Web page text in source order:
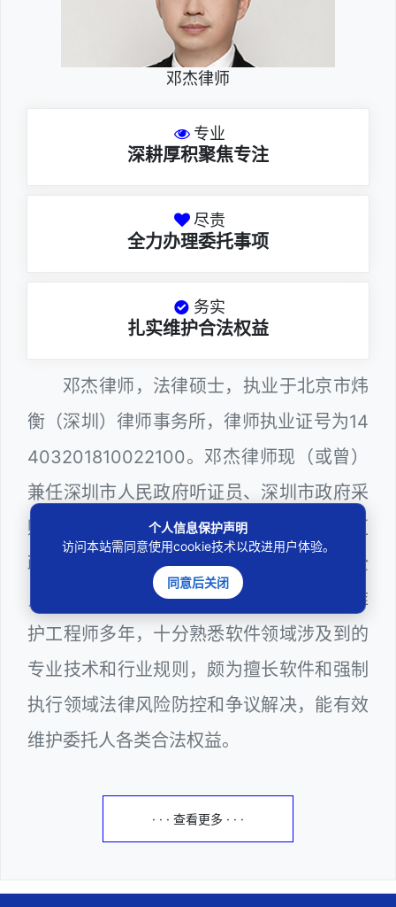
邓杰律师
专业
深耕厚积聚焦专注
尽责
全力办理委托事项
务实
扎实维护合法权益
邓杰律师，法律硕士，执业于北京市炜
衡（深圳）律师事务所，律师执业证号为14
403201810022100。邓杰律师现（或曾）
兼任深圳市人民政府听证员、深圳市政府采
购评审专家（法律类），曾担任深圳市某区
政府系统公职律师、计算机信息网络安全
员、WEB前端开发工程师和WEB服务器维
护工程师多年，十分熟悉软件领域涉及到的
专业技术和行业规则，颇为擅长软件和强制
执行领域法律风险防控和争议解决，能有效
维护委托人各类合法权益。
· · · 查看更多 · · ·
个人信息保护声明
访问本站需同意使用cookie技术以改进用户体验。
同意后关闭